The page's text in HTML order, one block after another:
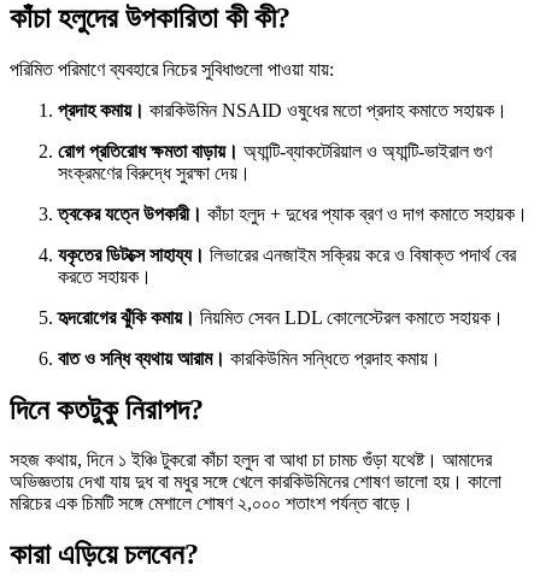
কাঁচা হলুদের উপকারিতা কী কী?
পরিমিত পরিমাণে ব্যবহারে নিচের সুবিধাগুলো পাওয়া যায়:
প্রদাহ কমায়। কারকিউমিন NSAID ওষুধের মতো প্রদাহ কমাতে সহায়ক।
রোগ প্রতিরোধ ক্ষমতা বাড়ায়। অ্যান্টি-ব্যাকটেরিয়াল ও অ্যান্টি-ভাইরাল গুণ
সংক্রমণের বিরুদ্ধে সুরক্ষা দেয়।
ত্বকের যত্নে উপকারী। কাঁচা হলুদ + দুধের প্যাক ব্রণ ও দাগ কমাতে সহায়ক।
যকৃতের ডিটক্সে সাহায্য। লিভারের এনজাইম সক্রিয় করে ও বিষাক্ত পদার্থ বের
করতে সহায়ক।
হৃদরোগের ঝুঁকি কমায়। নিয়মিত সেবন LDL কোলেস্টেরল কমাতে সহায়ক।
বাত ও সন্ধি ব্যথায় আরাম। কারকিউমিন সন্ধিতে প্রদাহ কমায়।
দিনে কতটুকু নিরাপদ?
সহজ কথায়, দিনে ১ ইঞ্চি টুকরো কাঁচা হলুদ বা আধা চা চামচ গুঁড়া যথেষ্ট। আমাদের
অভিজ্ঞতায় দেখা যায় দুধ বা মধুর সঙ্গে খেলে কারকিউমিনের শোষণ ভালো হয়। কালো
মরিচের এক চিমটি সঙ্গে মেশালে শোষণ ২,০০০ শতাংশ পর্যন্ত বাড়ে।
কারা এড়িয়ে চলবেন?